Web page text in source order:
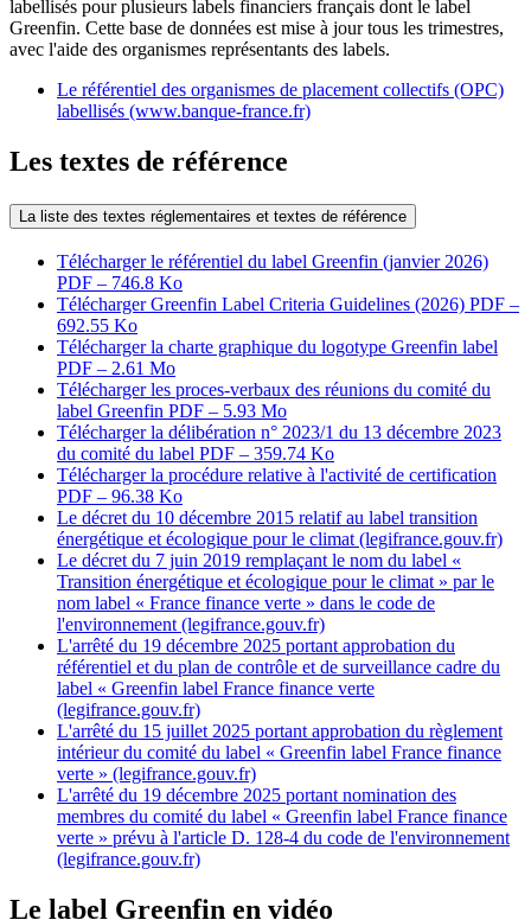
labellisés pour plusieurs labels financiers français dont le label
Greenfin. Cette base de données est mise à jour tous les trimestres,
avec l'aide des organismes représentants des labels.
Le référentiel des organismes de placement collectifs (OPC)
labellisés (www.banque-france.fr)
Les textes de référence
La liste des textes réglementaires et textes de référence
Télécharger le référentiel du label Greenfin (janvier 2026)
PDF – 746.8 Ko
Télécharger Greenfin Label Criteria Guidelines (2026) PDF –
692.55 Ko
Télécharger la charte graphique du logotype Greenfin label
PDF – 2.61 Mo
Télécharger les proces-verbaux des réunions du comité du
label Greenfin PDF – 5.93 Mo
Télécharger la délibération n° 2023/1 du 13 décembre 2023
du comité du label PDF – 359.74 Ko
Télécharger la procédure relative à l'activité de certification
PDF – 96.38 Ko
Le décret du 10 décembre 2015 relatif au label transition
énergétique et écologique pour le climat (legifrance.gouv.fr)
Le décret du 7 juin 2019 remplaçant le nom du label «
Transition énergétique et écologique pour le climat » par le
nom label « France finance verte » dans le code de
l'environnement (legifrance.gouv.fr)
L'arrêté du 19 décembre 2025 portant approbation du
référentiel et du plan de contrôle et de surveillance cadre du
label « Greenfin label France finance verte
(legifrance.gouv.fr)
L'arrêté du 15 juillet 2025 portant approbation du règlement
intérieur du comité du label « Greenfin label France finance
verte » (legifrance.gouv.fr)
L'arrêté du 19 décembre 2025 portant nomination des
membres du comité du label « Greenfin label France finance
verte » prévu à l'article D. 128-4 du code de l'environnement
(legifrance.gouv.fr)
Le label Greenfin en vidéo